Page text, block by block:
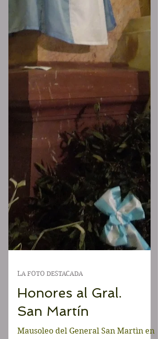
LA FOTO DESTACADA
Honores al Gral.
San Martín